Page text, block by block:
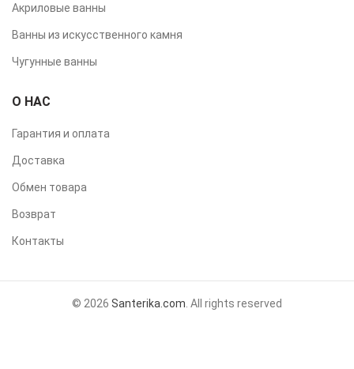
Акриловые ванны
Ванны из искусственного камня
Чугунные ванны
О НАС
Гарантия и оплата
Доставка
Обмен товара
Возврат
Контакты
© 2026 Santerika.com . All rights reserved